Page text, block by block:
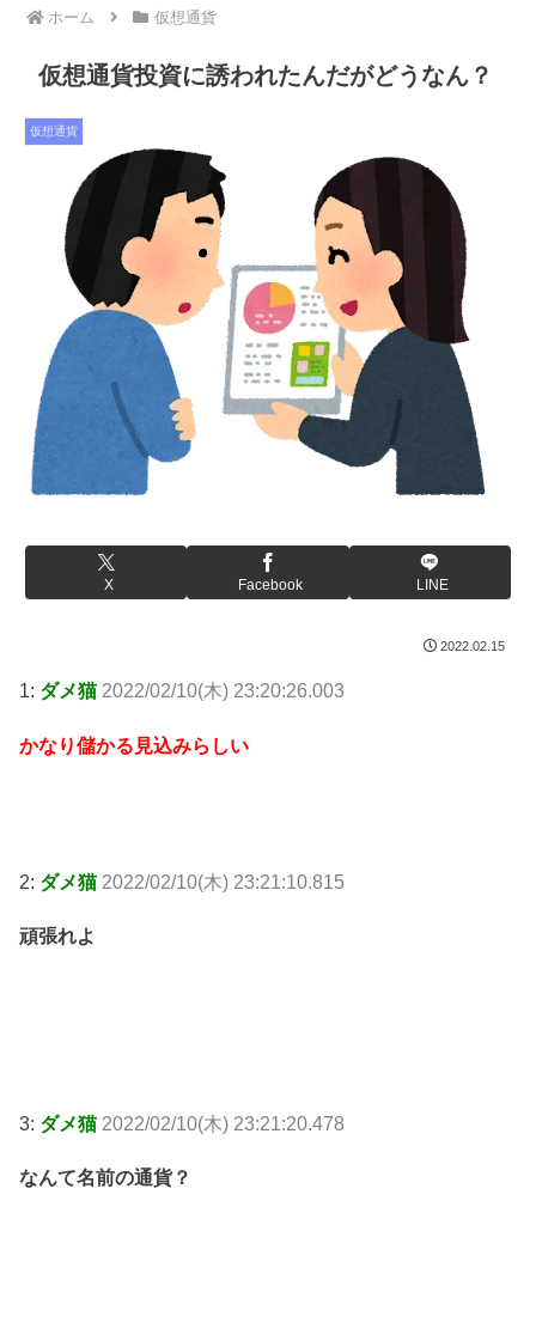
ホーム 仮想通貨
仮想通貨投資に誘われたんだがどうなん？
仮想通貨
X Facebook LINE
2022.02.15
1: ダメ猫 2022/02/10(木) 23:20:26.003
かなり儲かる見込みらしい
2: ダメ猫 2022/02/10(木) 23:21:10.815
頑張れよ
3: ダメ猫 2022/02/10(木) 23:21:20.478
なんて名前の通貨？